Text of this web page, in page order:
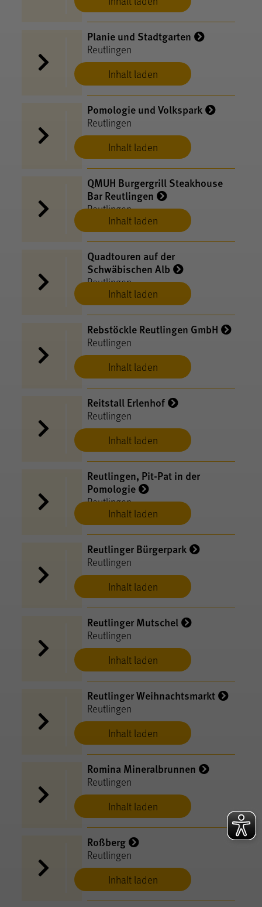
Inhalt laden
Planie und Stadtgarten
Reutlingen
Inhalt laden
Pomologie und Volkspark
Reutlingen
Inhalt laden
QMUH Burgergrill Steakhouse
Bar Reutlingen
Reutlingen
Inhalt laden
Quadtouren auf der
Schwäbischen Alb
Reutlingen
Inhalt laden
Rebstöckle Reutlingen GmbH
Reutlingen
Inhalt laden
Reitstall Erlenhof
Reutlingen
Inhalt laden
Reutlingen, Pit-Pat in der
Pomologie
Reutlingen
Inhalt laden
Reutlinger Bürgerpark
Reutlingen
Inhalt laden
Reutlinger Mutschel
Reutlingen
Inhalt laden
Reutlinger Weihnachtsmarkt
Reutlingen
Inhalt laden
Romina Mineralbrunnen
Reutlingen
Inhalt laden
Roßberg
Reutlingen